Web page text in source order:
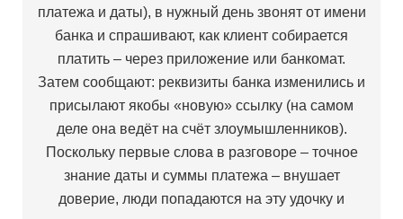
платежа и даты), в нужный день звонят от имени
банка и спрашивают, как клиент собирается
платить – через приложение или банкомат.
Затем сообщают: реквизиты банка изменились и
присылают якобы «новую» ссылку (на самом
деле она ведёт на счёт злоумышленников).
Поскольку первые слова в разговоре – точное
знание даты и суммы платежа – внушает
доверие, люди попадаются на эту удочку и